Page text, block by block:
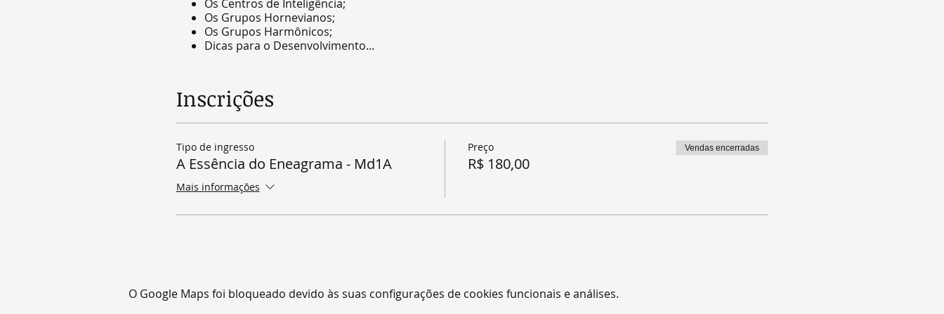
Os Centros de Inteligência;
Os Grupos Hornevianos;
Os Grupos Harmônicos;
Dicas para o Desenvolvimento...
Inscrições
Tipo de ingresso
A Essência do Eneagrama - Md1A
Mais informações
Preço
R$ 180,00
Vendas encerradas
O Google Maps foi bloqueado devido às suas configurações de cookies funcionais e análises.